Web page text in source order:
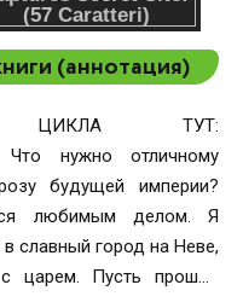
(аннотация)
ЦИКЛА ТУТ:
будущей империи?
любимым делом. Я
славный город на Неве,
царем. Пусть прошло